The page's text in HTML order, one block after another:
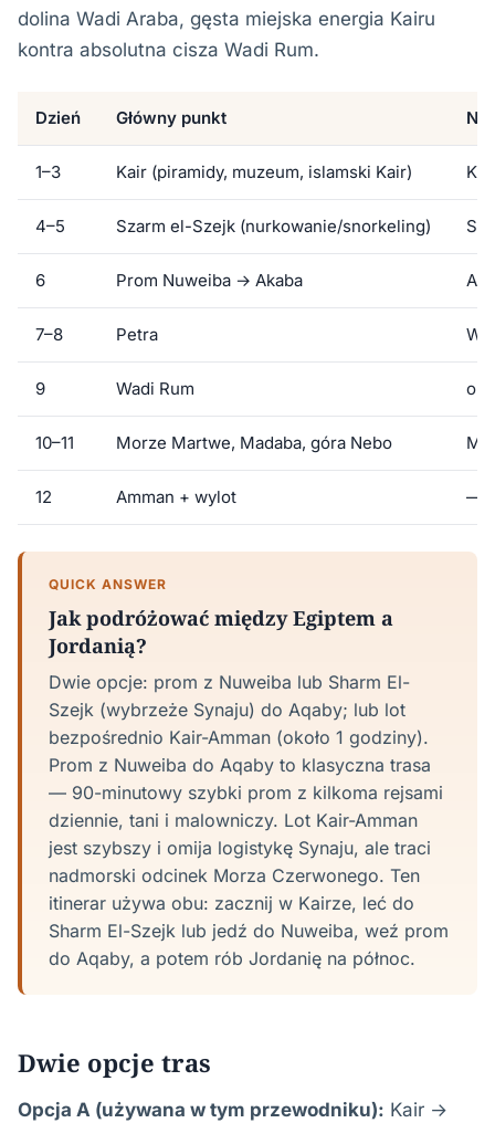
dolina Wadi Araba, gęsta miejska energia Kairu
kontra absolutna cisza Wadi Rum.
Dzień Główny punkt
1–3 Kair (piramidy, muzeum, islamski Kair)
4–5 Szarm el-Szejk (nurkowanie/snorkeling)
6 Prom Nuweiba → Akaba
7–8 Petra
9 Wadi Rum
10–11 Morze Martwe, Madaba, góra Nebo
12 Amman + wylot —
QUICK ANSWER
Jak podróżować między Egiptem a
Jordanią?
Dwie opcje: prom z Nuweiba lub Sharm El-
Szejk (wybrzeże Synaju) do Aqaby; lub lot
bezpośrednio Kair-Amman (około 1 godziny).
Prom z Nuweiba do Aqaby to klasyczna trasa
— 90-minutowy szybki prom z kilkoma rejsami
dziennie, tani i malowniczy. Lot Kair-Amman
jest szybszy i omija logistykę Synaju, ale traci
nadmorski odcinek Morza Czerwonego. Ten
itinerar używa obu: zacznij w Kairze, leć do
Sharm El-Szejk lub jedź do Nuweiba, weź prom
do Aqaby, a potem rób Jordanię na północ.
Dwie opcje tras
Opcja A (używana w tym przewodniku): Kair →